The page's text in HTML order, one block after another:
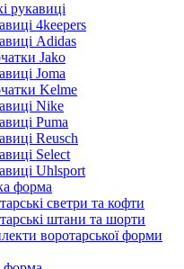
рукавиці
4keepers
Adidas
Jako
Joma
Kelme
Nike
Puma
Reusch
Select
Uhlsport
форма
светри та кофти
штани та шорти
воротарської форми